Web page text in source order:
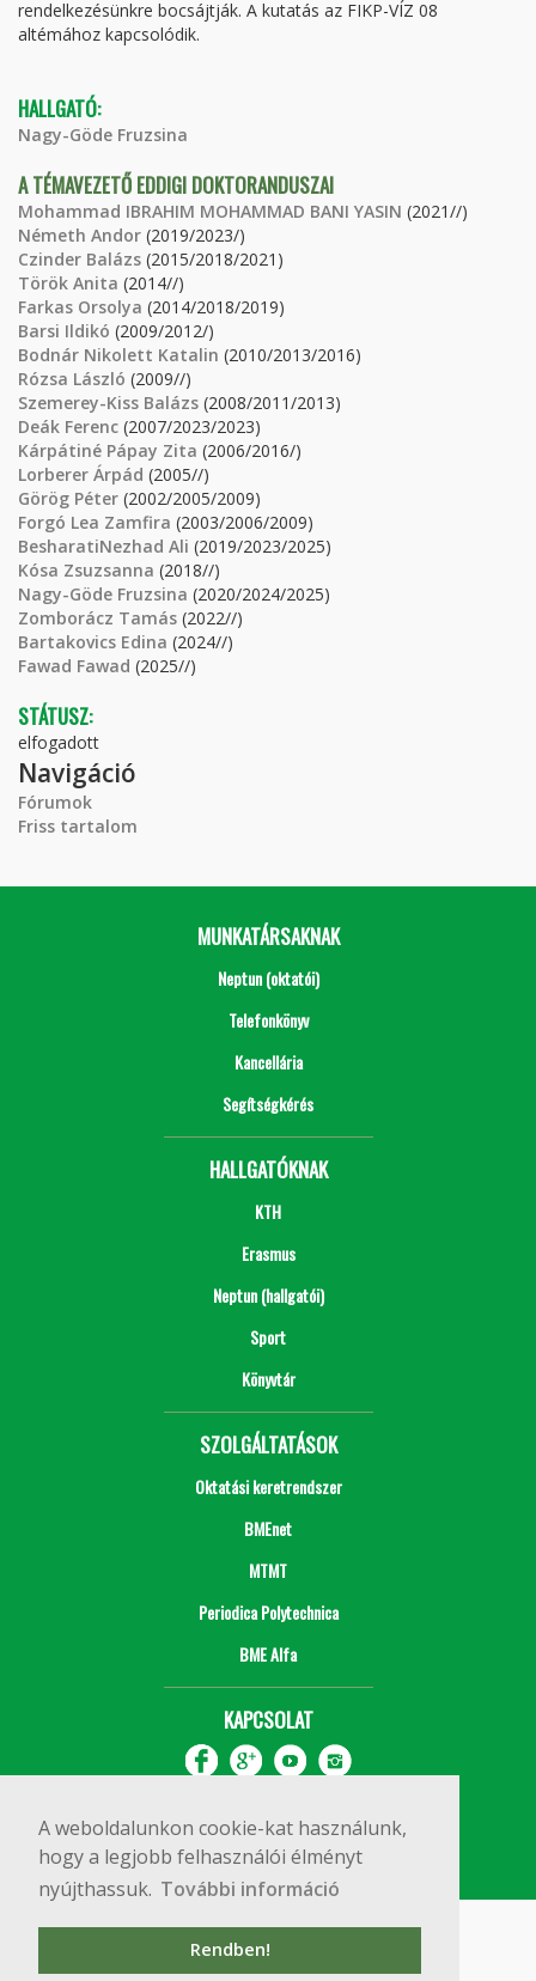
A weboldalunkon cookie-kat használunk,
hogy a legjobb felhasználói élményt
nyújthassuk. További információ
Rendben!
rendelkezésünkre bocsájtják. A kutatás az FIKP-VÍZ 08
altémához kapcsolódik.
HALLGATÓ:
Nagy-Göde Fruzsina
A TÉMAVEZETŐ EDDIGI DOKTORANDUSZAI
Mohammad IBRAHIM MOHAMMAD BANI YASIN (2021//)
Németh Andor (2019/2023/)
Czinder Balázs (2015/2018/2021)
Török Anita (2014//)
Farkas Orsolya (2014/2018/2019)
Barsi Ildikó (2009/2012/)
Bodnár Nikolett Katalin (2010/2013/2016)
Rózsa László (2009//)
Szemerey-Kiss Balázs (2008/2011/2013)
Deák Ferenc (2007/2023/2023)
Kárpátiné Pápay Zita (2006/2016/)
Lorberer Árpád (2005//)
Görög Péter (2002/2005/2009)
Forgó Lea Zamfira (2003/2006/2009)
BesharatiNezhad Ali (2019/2023/2025)
Kósa Zsuzsanna (2018//)
Nagy-Göde Fruzsina (2020/2024/2025)
Zomborácz Tamás (2022//)
Bartakovics Edina (2024//)
Fawad Fawad (2025//)
STÁTUSZ:
elfogadott
Navigáció
Fórumok
Friss tartalom
MUNKATÁRSAKNAK
Neptun (oktatói)
Telefonkönyv
Kancellária
Segítségkérés
HALLGATÓKNAK
KTH
Erasmus
Neptun (hallgatói)
Sport
Könyvtár
SZOLGÁLTATÁSOK
Oktatási keretrendszer
BMEnet
MTMT
Periodica Polytechnica
BME Alfa
KAPCSOLAT
Copyright © 2020 BME Építőmérnöki Kar
1111 Budapest, Műegyetem rkp. 3.